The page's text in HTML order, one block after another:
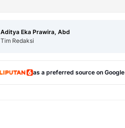
Aditya Eka Prawira, Abd
Tim Redaksi
as a preferred source on Google